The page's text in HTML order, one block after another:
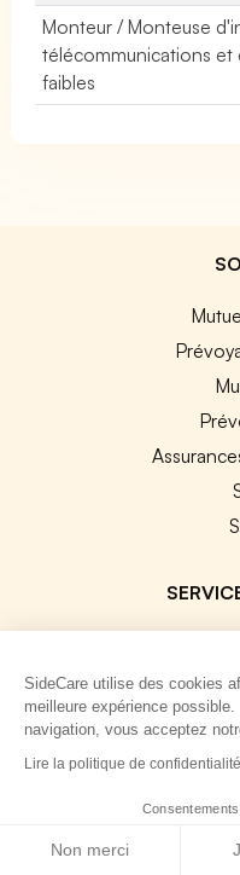
Monteur / Monteuse
télécommunications et
faibles
Changer
SideCare utilise des cookies
meilleure expérience
navigation, vous acceptez
Lire la politique de confidentialité
Non merci